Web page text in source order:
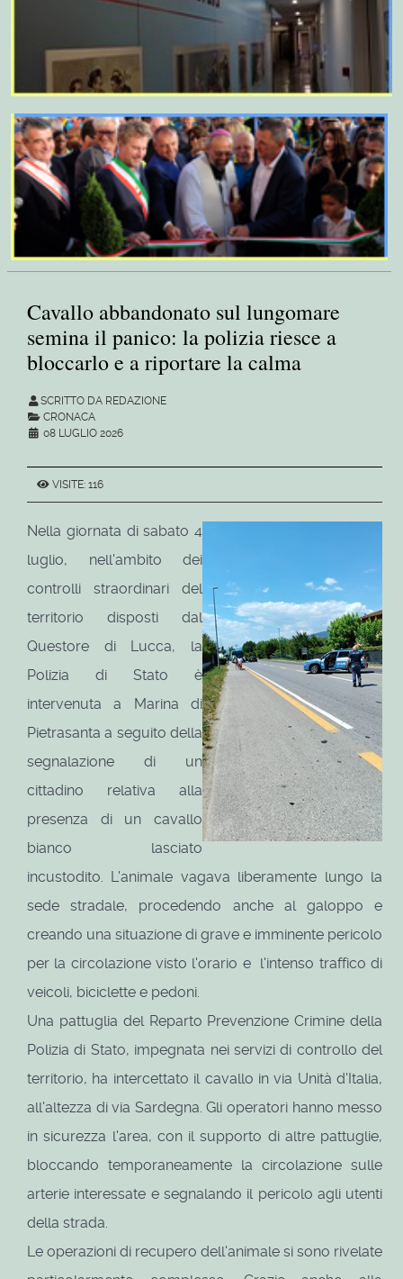
Cavallo abbandonato sul lungomare
semina il panico: la polizia riesce a
bloccarlo e a riportare la calma
SCRITTO DA REDAZIONE
CRONACA
08 LUGLIO 2026
VISITE: 116
Nella giornata di sabato 4
luglio, nell'ambito dei
controlli straordinari del
territorio disposti dal
Questore di Lucca, la
Polizia di Stato è
intervenuta a Marina di
Pietrasanta a seguito della
segnalazione di un
cittadino relativa alla
presenza di un cavallo
bianco lasciato
incustodito. L'animale vagava liberamente lungo la
sede stradale, procedendo anche al galoppo e
creando una situazione di grave e imminente pericolo
per la circolazione visto l'orario e l'intenso traffico di
veicoli, biciclette e pedoni.
Una pattuglia del Reparto Prevenzione Crimine della
Polizia di Stato, impegnata nei servizi di controllo del
territorio, ha intercettato il cavallo in via Unità d'Italia,
all'altezza di via Sardegna. Gli operatori hanno messo
in sicurezza l'area, con il supporto di altre pattuglie,
bloccando temporaneamente la circolazione sulle
arterie interessate e segnalando il pericolo agli utenti
della strada.
Le operazioni di recupero dell'animale si sono rivelate